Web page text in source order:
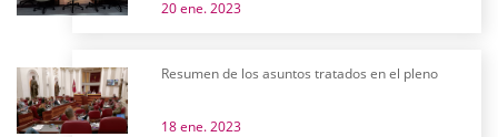
20 ene. 2023
Resumen de los asuntos tratados en el pleno
18 ene. 2023